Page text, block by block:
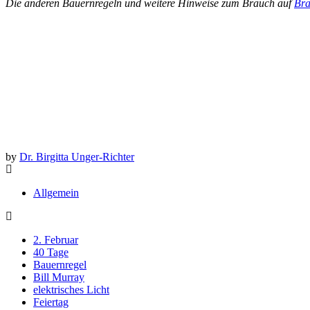
Die anderen Bauernregeln und weitere Hinweise zum Brauch auf
by Dr. Birgitta Unger-Richter
Allgemein
2. Februar
40 Tage
Bauernregel
Bill Murray
elektrisches Licht
Feiertag